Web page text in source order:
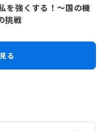
を強くする！～国の機
挑戦
る